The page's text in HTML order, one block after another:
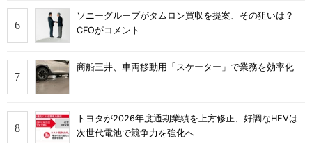
ソニーグループがタムロン買収を提案、その狙いは？
CFOがコメント
商船三井、車両移動用「スケーター」で業務を効率化
トヨタが2026年度通期業績を上方修正、好調なHEVは
次世代電池で競争力を強化へ